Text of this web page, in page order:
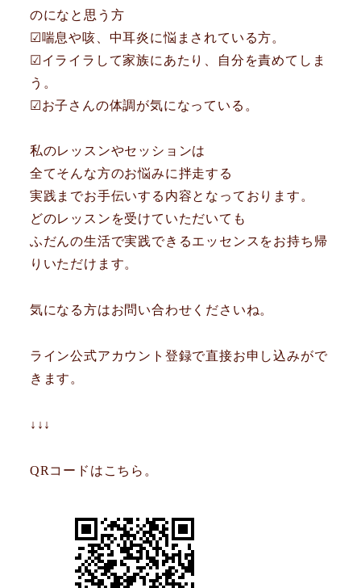
のになと思う方
☑︎喘息や咳、中耳炎に悩まされている方。
☑︎イライラして家族にあたり、自分を責めてしま
う。
☑︎お子さんの体調が気になっている。
私のレッスンやセッションは
全てそんな方のお悩みに拌走する
実践までお手伝いする内容となっております。
どのレッスンを受けていただいても
ふだんの生活で実践できるエッセンスをお持ち帰
りいただけます。
気になる方はお問い合わせくださいね。
ライン公式アカウント登録で直接お申し込みがで
きます。
↓↓↓
QRコードはこちら。